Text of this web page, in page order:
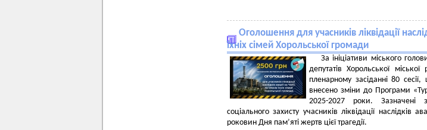
Оголошення для учасників ліквідації
їхніх сімей Хорольської громади
За ініціативи міського
депутатів Хорольської
пленарному засіданні 80
внесено зміни до Програми
2025-2027 роки. Зазначені
соціального захисту учасників ліквідації наслідків
роковин Дня пам’яті жертв цієї трагедії.